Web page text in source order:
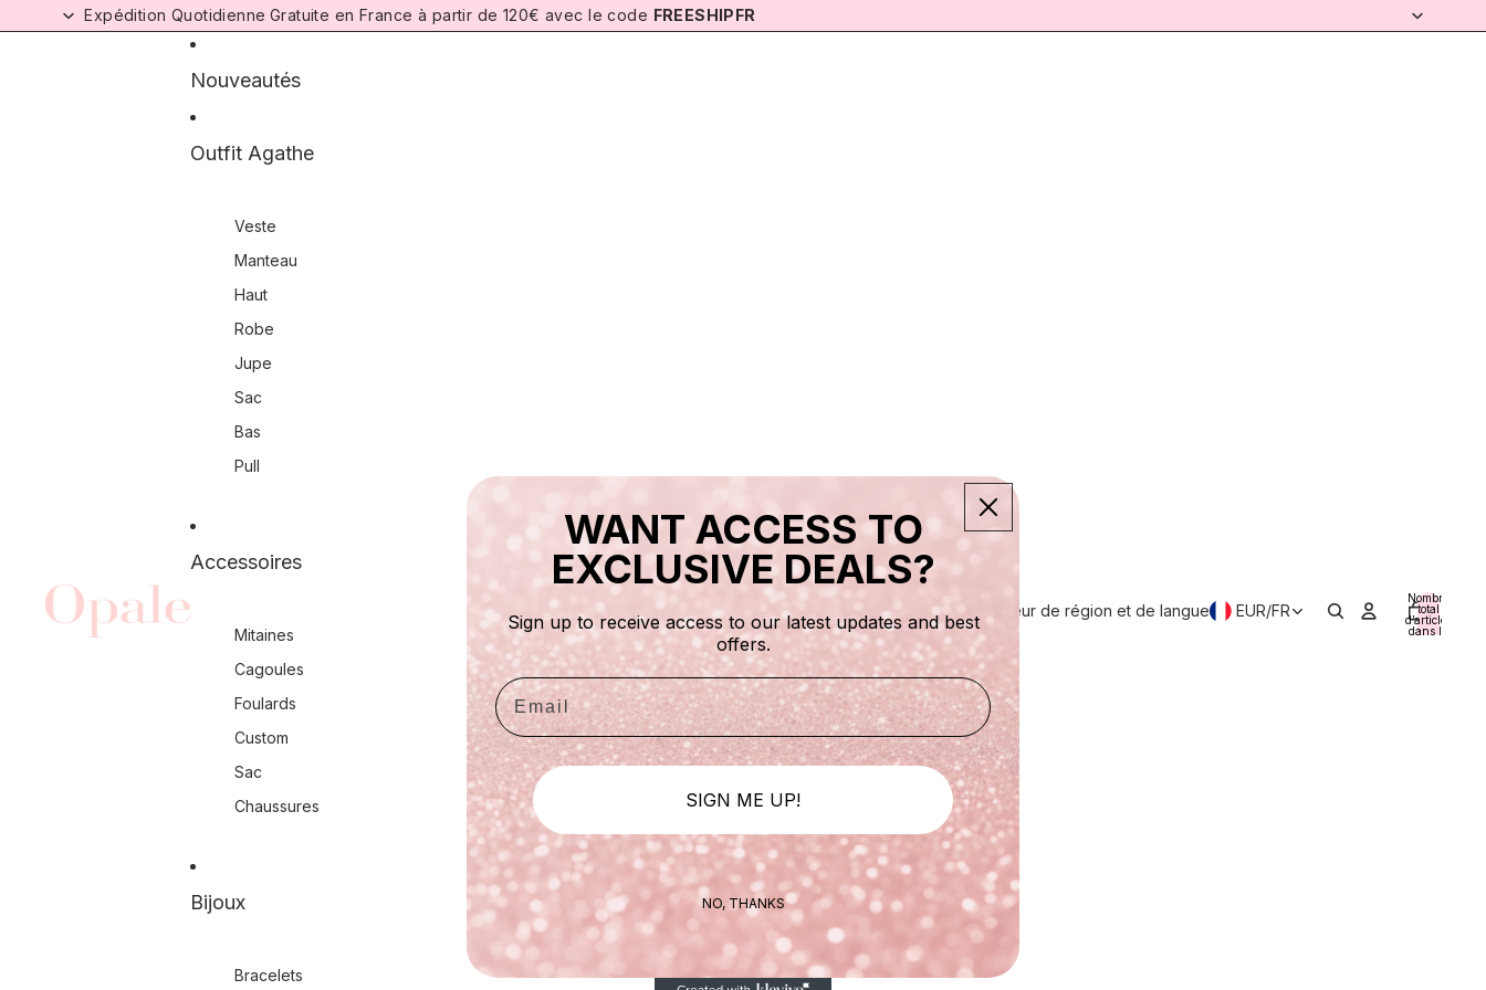
Expédition Quotidienne Gratuite en France à partir de 120€ avec le code FREESHIPFR
Nouveautés
Outfit Agathe
Veste
Manteau
Haut
Robe
Jupe
Sac
Bas
Pull
Accessoires
Mitaines
Cagoules
Foulards
Custom
Sac
Chaussures
Bijoux
Bracelets
Ouvrir le sélecteur de région et de langue EUR/FR
Nombre
total
d’articles
dans le
WANT ACCESS TO
EXCLUSIVE DEALS?
Sign up to receive access to our latest updates and best
offers.
Email
SIGN ME UP!
NO, THANKS